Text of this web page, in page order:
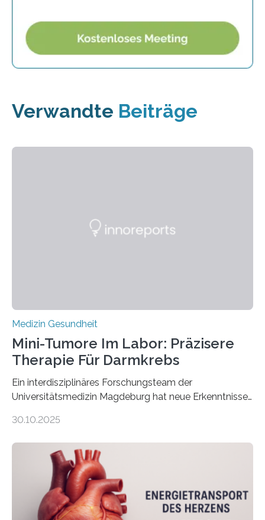
Verwandte Beiträge
Medizin Gesundheit
Mini-Tumore Im Labor: Präzisere
Therapie Für Darmkrebs
Ein interdisziplinäres Forschungsteam der
Universitätsmedizin Magdeburg hat neue Erkenntnisse
behandelt werden kann. In ihrer aktuellen Studie,
Oncology, zeigen die Forschenden, dass Mini-Tumore
aus Gewebe von Patientinnen und Patienten –
sogenannte Organoide – genutzt werden können, um
vorab zu prüfen, welche Medikamente am besten
wirken. Dabei wurde ein Eiweiß identifiziert, das künftig
30.10.2025